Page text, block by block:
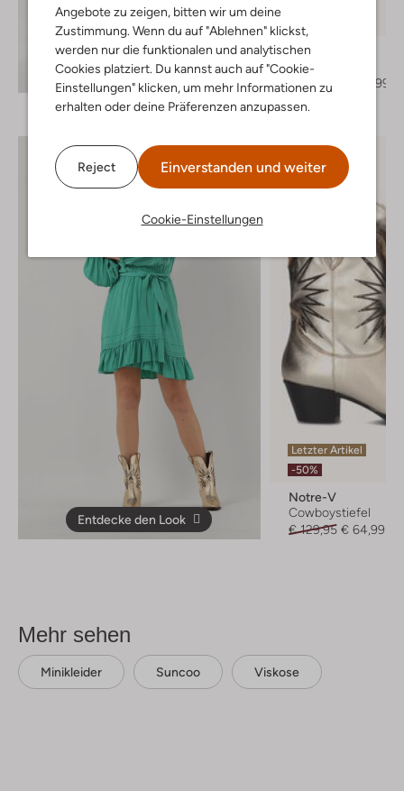
Angebote zu zeigen, bitten wir um deine
Zustimmung. Wenn du auf "Ablehnen" klickst,
werden nur die funktionalen und analytischen
Cookies platziert. Du kannst auch auf "Cookie-
Einstellungen" klicken, um mehr Informationen zu
erhalten oder deine Präferenzen anzupassen.
Reject Einverstanden und weiter
Cookie-Einstellungen
Entdecke den Look
Notre-V
Hohe Stiefel
€ 219,95
€ 153,99
Entdecke den Look
Letzter Artikel
-50%
Notre-V
Cowboystiefel
€ 129,95 € 64,99
Mehr sehen
Minikleider Suncoo Viskose